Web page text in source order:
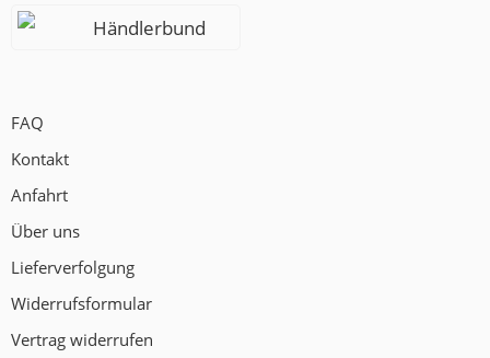
Händlerbund
FAQ
Kontakt
Anfahrt
Über uns
Lieferverfolgung
Widerrufsformular
Vertrag widerrufen